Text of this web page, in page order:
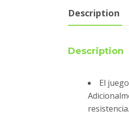
Description
Description
El
resistencia.